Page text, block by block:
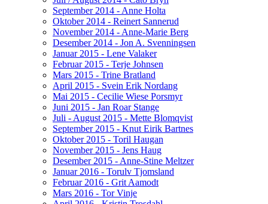
September 2014 - Anne Holta
Oktober 2014 - Reinert Sannerud
November 2014 - Anne-Marie Berg
Desember 2014 - Jon A. Svenningsen
Januar 2015 - Lene Valaker
Februar 2015 - Terje Johnsen
Mars 2015 - Trine Bratland
April 2015 - Svein Erik Nordang
Mai 2015 - Cecilie Wiese Porsmyr
Juni 2015 - Jan Roar Stange
Juli - August 2015 - Mette Blomqvist
September 2015 - Knut Eirik Bartnes
Oktober 2015 - Toril Haugan
November 2015 - Jens Haug
Desember 2015 - Anne-Stine Meltzer
Januar 2016 - Torulv Tjomsland
Februar 2016 - Grit Aamodt
Mars 2016 - Tor Vinje